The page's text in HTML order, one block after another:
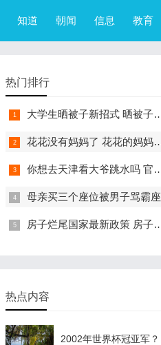
知道 朝闻 信息 教育
热门排行
大学生晒被子新招式 晒被子新花样实在太机智
花花没有妈妈了 花花的妈妈是哪只大熊猫
你想去天津看大爷跳水吗 官方回应天津大爷跳水成打卡点
母亲买三个座位被男子骂霸座 女子买3个座位被无座大爷骂哭怎么回事
房子烂尾国家最新政策 房子烂尾了该找哪个部门解决?
热点内容
2002年世界杯冠亚军？